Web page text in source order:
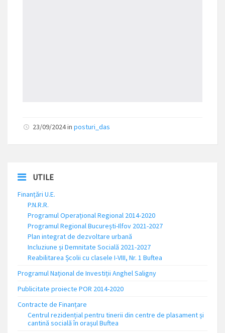
23/09/2024 in posturi_das
UTILE
Finanțări U.E.
P.N.R.R.
Programul Operațional Regional 2014-2020
Programul Regional București-Ilfov 2021-2027
Plan integrat de dezvoltare urbană
Incluziune și Demnitate Socială 2021-2027
Reabilitarea Școlii cu clasele I-VIII, Nr. 1 Buftea
Programul Național de Investiții Anghel Saligny
Publicitate proiecte POR 2014-2020
Contracte de Finanțare
Centrul rezidențial pentru tinerii din centre de plasament și
cantină socială în orașul Buftea